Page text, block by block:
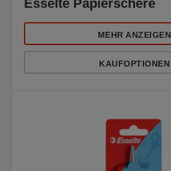
Esselte Papierschere
MEHR ANZEIGEN
KAUFOPTIONEN